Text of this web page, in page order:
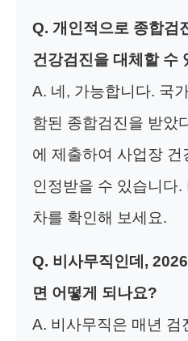
Q. 개인적으로 종합검
건강검진을 대체할 수
A. 네, 가능합니다. 국
함된 종합검진을 받았
에 제출하여 사업장 건
인정받을 수 있습니다.
차를 확인해 보세요.
Q. 비사무직인데,
면 어떻게 되나요?
A. 비사무직은 매년 검